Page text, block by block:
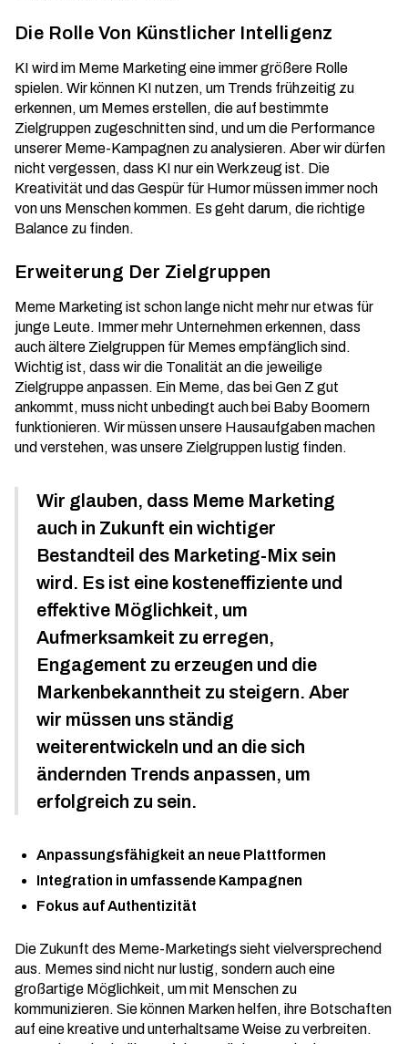
Die Rolle Von Künstlicher Intelligenz
KI wird im Meme Marketing eine immer größere Rolle
spielen. Wir können KI nutzen, um Trends frühzeitig zu
erkennen, um Memes erstellen, die auf bestimmte
Zielgruppen zugeschnitten sind, und um die Performance
unserer Meme-Kampagnen zu analysieren. Aber wir dürfen
nicht vergessen, dass KI nur ein Werkzeug ist. Die
Kreativität und das Gespür für Humor müssen immer noch
von uns Menschen kommen. Es geht darum, die richtige
Balance zu finden.
Erweiterung Der Zielgruppen
Meme Marketing ist schon lange nicht mehr nur etwas für
junge Leute. Immer mehr Unternehmen erkennen, dass
auch ältere Zielgruppen für Memes empfänglich sind.
Wichtig ist, dass wir die Tonalität an die jeweilige
Zielgruppe anpassen. Ein Meme, das bei Gen Z gut
ankommt, muss nicht unbedingt auch bei Baby Boomern
funktionieren. Wir müssen unsere Hausaufgaben machen
und verstehen, was unsere Zielgruppen lustig finden.
Wir glauben, dass Meme Marketing
auch in Zukunft ein wichtiger
Bestandteil des Marketing-Mix sein
wird. Es ist eine kosteneffiziente und
effektive Möglichkeit, um
Aufmerksamkeit zu erregen,
Engagement zu erzeugen und die
Markenbekanntheit zu steigern. Aber
wir müssen uns ständig
weiterentwickeln und an die sich
ändernden Trends anpassen, um
erfolgreich zu sein.
Anpassungsfähigkeit an neue Plattformen
Integration in umfassende Kampagnen
Fokus auf Authentizität
Die Zukunft des Meme-Marketings sieht vielversprechend
aus. Memes sind nicht nur lustig, sondern auch eine
großartige Möglichkeit, um mit Menschen zu
kommunizieren. Sie können Marken helfen, ihre Botschaften
auf eine kreative und unterhaltsame Weise zu verbreiten.